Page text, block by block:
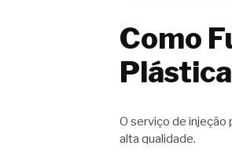
Como
O serviço de
alta qualidade.